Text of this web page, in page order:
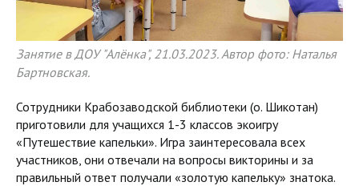
Занятие в ДОУ "Алёнка", 21.03.2023. Автор фото: Наталья
Бартновская.
Сотрудники Крабозаводской библиотеки (о. Шикотан)
приготовили для учащихся 1-3 классов экоигру
«Путешествие капельки». Игра заинтересовала всех
участников, они отвечали на вопросы викторины и за
правильный ответ получали «золотую капельку» знатока.